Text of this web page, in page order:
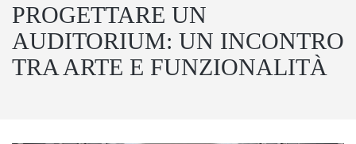
PROGETTARE UN
AUDITORIUM: UN INCONTRO
TRA ARTE E FUNZIONALITÀ